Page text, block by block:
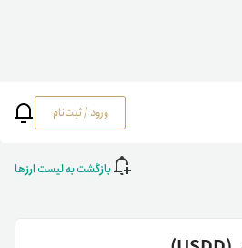
ورود / ثبت‌نام
بازگشت به لیست ارزها